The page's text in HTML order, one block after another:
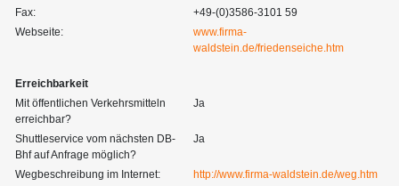
Fax:
+49-(0)3586-3101 59
Webseite:
www.firma-
waldstein.de/friedenseiche.htm
Erreichbarkeit
Mit öffentlichen Verkehrsmitteln
erreichbar?
Ja
Shuttleservice vom nächsten DB-
Bhf auf Anfrage möglich?
Ja
Wegbeschreibung im Internet: http://www.firma-waldstein.de/weg.htm